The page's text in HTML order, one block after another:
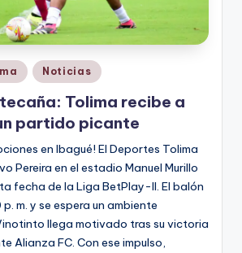
Noticias
Tolima recibe a
partido picante
en Ibagué! El Deportes Tolima
Pereira en el estadio Manuel Murillo
fecha de la Liga BetPlay-II. El balón
m. y se espera un ambiente
llega motivado tras su victoria
Alianza FC. Con ese impulso,